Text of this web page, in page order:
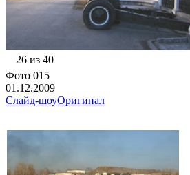
26 из 40
Фото 015
01.12.2009
Слайд-шоуОригинал